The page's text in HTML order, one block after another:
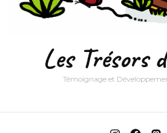
Les Trésors
Témoignage et